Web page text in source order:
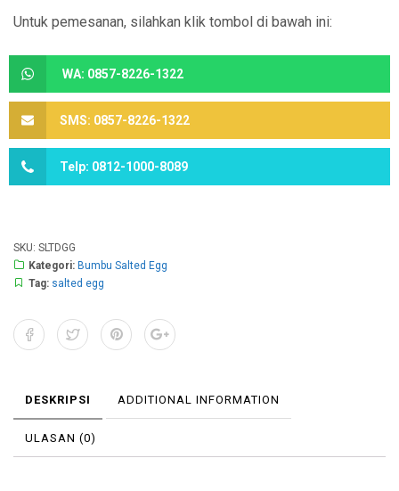
Untuk pemesanan, silahkan klik tombol di bawah ini:
WA: 0857-8226-1322
SMS: 0857-8226-1322
Telp: 0812-1000-8089
SKU: SLTDGG
Kategori: Bumbu Salted Egg
Tag: salted egg
DESKRIPSI ADDITIONAL INFORMATION
ULASAN (0)